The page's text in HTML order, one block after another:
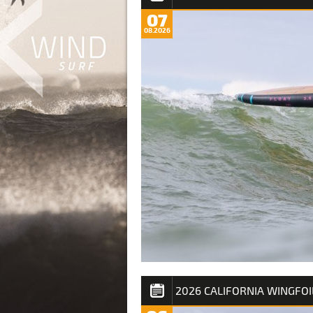
07
08.2026